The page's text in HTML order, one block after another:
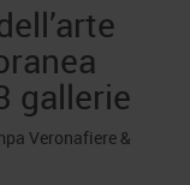
gallerie
Veronafiere &